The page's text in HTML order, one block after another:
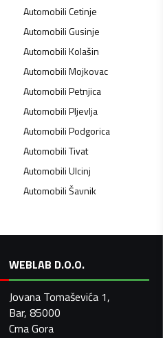
AutomobiliCetinje
AutomobiliGusinje
AutomobiliKolašin
AutomobiliMojkovac
AutomobiliPetnjica
AutomobiliPljevlja
AutomobiliPodgorica
AutomobiliTivat
AutomobiliUlcinj
AutomobiliŠavnik
WEBLAB D.O.O.
Jovana Tomaševića 1,
Bar, 85000
Crna Gora